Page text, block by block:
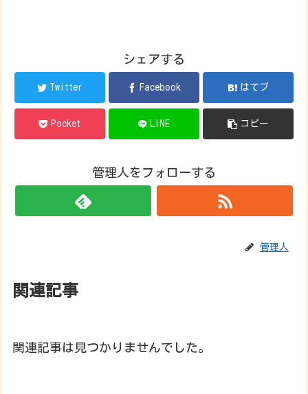
シェアする
Twitter Facebook はてブ
Pocket LINE コピー
管理人をフォローする
管理人
関連記事
関連記事は見つかりませんでした。